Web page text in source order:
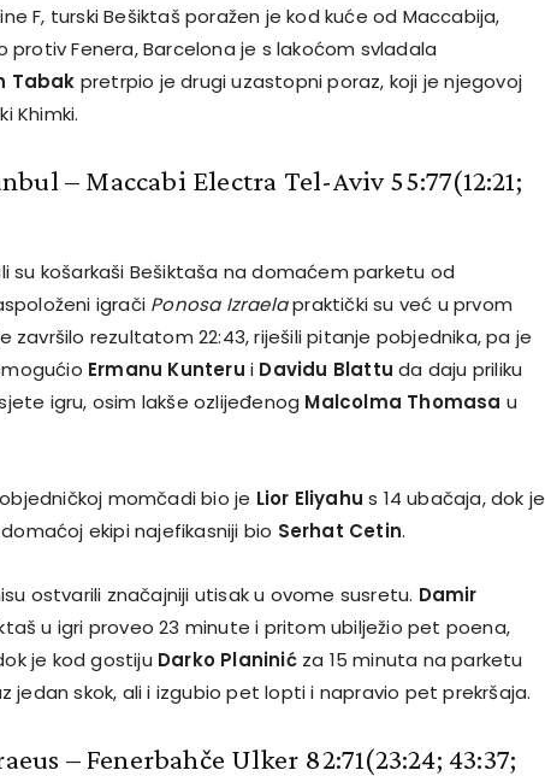
F, turski Bešiktaš poražen je kod kuće od Maccabija,
protiv Fenera, Barcelona je s lakoćom svladala
Tabak pretrpio je drugi uzastopni poraz, koji je njegovoj
Khimki.
– Maccabi Electra Tel-Aviv 55:77(12:21;
su košarkaši Bešiktaša na domaćem parketu od
igrači Ponosa Izraelapraktički su već u prvom
završilo rezultatom 22:43, riješili pitanje pobjednika, pa je
Ermanu Kunteru i Davidu Blattu da daju priliku
igru, osim lakše ozlijeđenog Malcolma Thomasa u
momčadi bio je Lior Eliyahu s 14 ubačaja, dok je
ekipi najefikasniji bio Serhat Cetin.
ostvarili značajniji utisak u ovome susretu. Damir
u igri proveo 23 minute i pritom ubilježio pet poena,
je kod gostiju Darko Planinićza 15 minuta na parketu
jedan skok, ali i izgubio pet lopti i napravio pet prekršaja.
– Fenerbahče Ulker 82:71(23:24; 43:37;